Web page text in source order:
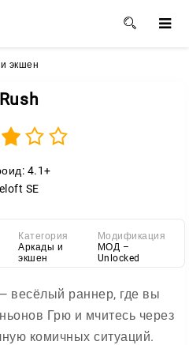
экшен
4.1+
SE
Категория
Аркады и
экшен
Модификация
МОД –
Unlocked
весёлый раннер, где вы
Грю и мчитесь через
комичных ситуаций.